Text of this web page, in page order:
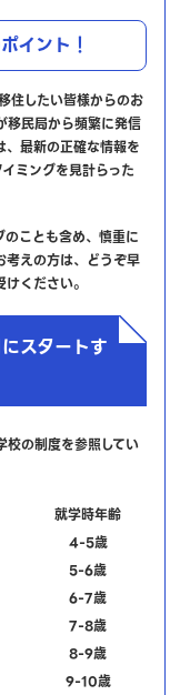
イント！
住したい皆様からのお
移民局から頻繁に発信
、最新の正確な情報を
ミングを見計らった
ことも含め、慎重に
考えの方は、どうぞ早
ください。
スタートす
の制度を参照してい
就学時年齢
4-5歳
5-6歳
6-7歳
7-8歳
8-9歳
9-10歳